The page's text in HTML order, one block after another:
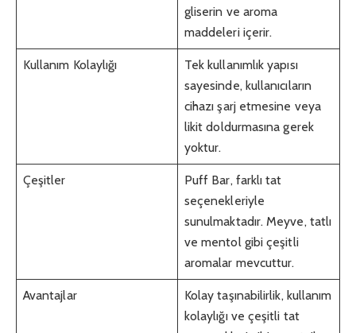
gliserin ve aroma
maddeleri içerir.
Kullanım Kolaylığı
Tek kullanımlık yapısı
sayesinde, kullanıcıların
cihazı şarj etmesine veya
likit doldurmasına gerek
yoktur.
Çeşitler
Puff Bar, farklı tat
seçenekleriyle
sunulmaktadır. Meyve, tatlı
ve mentol gibi çeşitli
aromalar mevcuttur.
Avantajlar
Kolay taşınabilirlik, kullanım
kolaylığı ve çeşitli tat